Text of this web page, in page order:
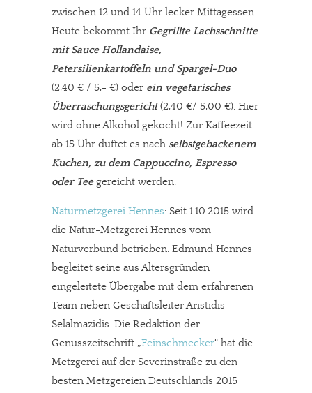
zwischen 12 und 14 Uhr lecker Mittagessen.
Heute bekommt Ihr Gegrillte Lachsschnitte
mit Sauce Hollandaise,
Petersilienkartoffeln und Spargel-Duo
(2,40 € / 5,- €) oder ein vegetarisches
Überraschungsgericht(2,40 €/ 5,00 €). Hier
wird ohne Alkohol gekocht! Zur Kaffeezeit
ab 15 Uhr duftet es nach selbstgebackenem
Kuchen, zu dem Cappuccino, Espresso
oder Teegereicht werden.
Naturmetzgerei Hennes: Seit 1.10.2015 wird
die Natur-Metzgerei Hennes vom
Naturverbund betrieben. Edmund Hennes
begleitet seine aus Altersgründen
eingeleitete Übergabe mit dem erfahrenen
Team neben Geschäftsleiter Aristidis
Selalmazidis. Die Redaktion der
Genusszeitschrift „Feinschmecker“ hat die
Metzgerei auf der Severinstraße zu den
besten Metzgereien Deutschlands 2015